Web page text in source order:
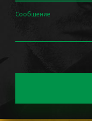
Сообщение